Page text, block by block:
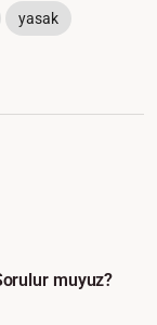
yasak
muyuz?